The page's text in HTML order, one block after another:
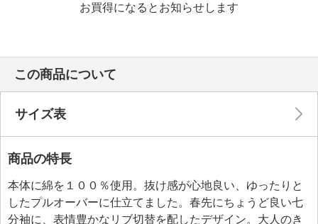
お買得になるとお知らせします
この商品について
サイズ表
商品の特長
本体に綿を１００％使用。抜け感が心地良い、ゆったりと
したプルオーバーに仕立てました。春先にちょうど良い七
分袖に、表情豊かなリブ切替を配したデザイン。大人のき